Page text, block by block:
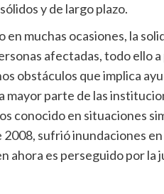
y de largo plazo.
en muchas ocasiones, la
afectadas, todo ello
obstáculos que implica
mayor parte de las
conocido en situaciones
2008, sufrió inundaciones
ahora es perseguido por